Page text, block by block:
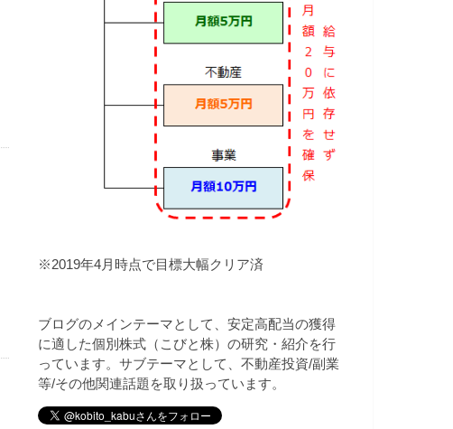
※2019年4月時点で目標大幅クリア済
ブログのメインテーマとして、安定高配当の獲得
に適した個別株式（こびと株）の研究・紹介を行
っています。サブテーマとして、不動産投資/副業
等/その他関連話題を取り扱っています。